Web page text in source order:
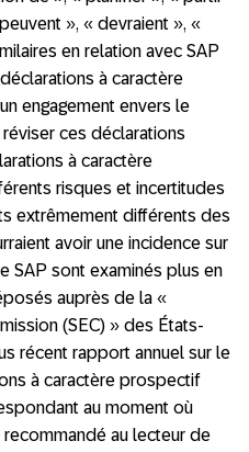
», « devraient », «
en relation avec SAP
à caractère
engagement envers le
ces déclarations
à caractère
risques et incertitudes
extrêmement différents des
avoir une incidence sur
SAP sont examinés plus en
auprès de la «
(SEC) » des États-
récent rapport annuel sur le
à caractère prospectif
au moment où
au lecteur de